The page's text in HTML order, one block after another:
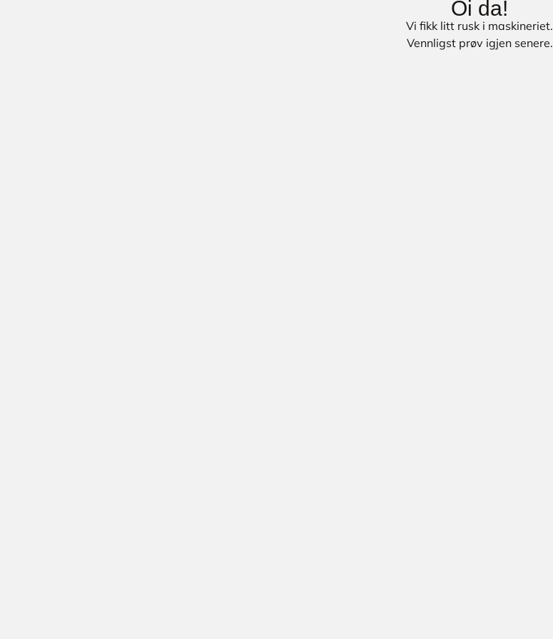
Oi da!
Vi fikk litt rusk i maskineriet.
Vennligst prøv igjen senere.